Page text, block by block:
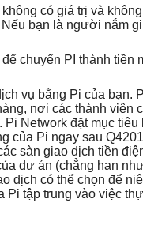
có giá trị và
Nếu bạn là người nắm
chuyển PI thành tiền
vụ bằng Pi của bạn.
nơi các thành viên
Pi Network đặt mục
của Pi ngay sau
sàn giao dịch tiền
dự án (chẳng hạn
dịch có thể chọn để
Pi tập trung vào việc